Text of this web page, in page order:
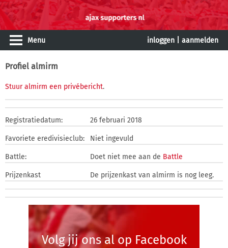
Menu inloggen aanmelden
Profiel almirm
Stuur almirm een privébericht.
Registratiedatum: 26 februari 2018
Favoriete eredivisieclub: Niet ingevuld
Battle: Doet niet mee aan de Battle
Prijzenkast De prijzenkast van almirm is nog leeg.
Volg jij ons al op Facebook